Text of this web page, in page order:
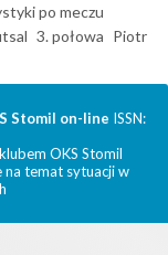
po meczu
3. połowa Piotr
Stomil on-line ISSN:
OKS Stomil
na temat sytuacji w